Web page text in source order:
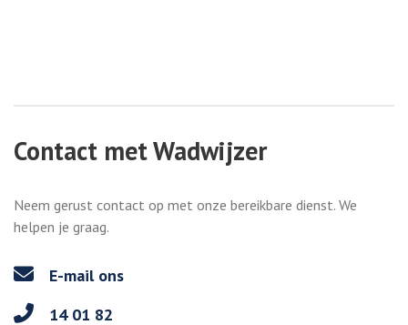
Contact met Wadwijzer
Neem gerust contact op met onze bereikbare dienst. We
helpen je graag.
E-mail ons
14 01 82